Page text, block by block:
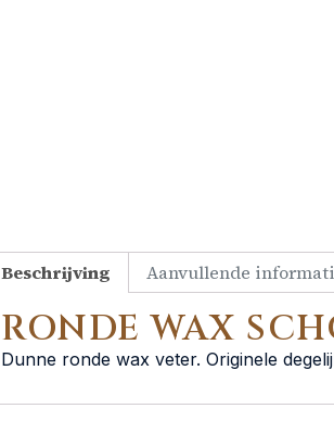
Beschrijving Aanvullende
RONDE WAX
Dunne ronde wax veter. Originele